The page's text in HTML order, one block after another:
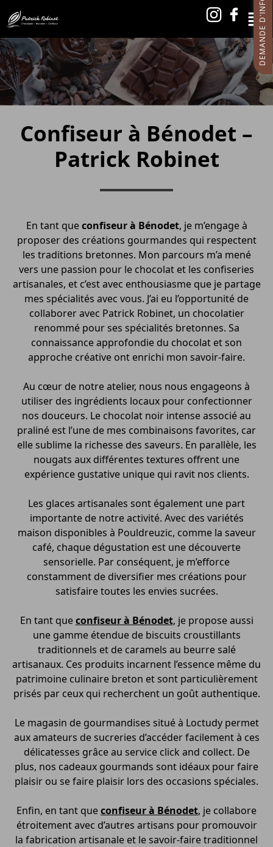
Confiseur à Bénodet –
Patrick Robinet
En tant queconfiseur à Bénodet, je m’engage à
proposer des créations gourmandes qui respectent
les traditions bretonnes. Mon parcours m’a mené
vers une passion pour le chocolat et les confiseries
artisanales, et c’est avec enthousiasme que je partage
mes spécialités avec vous. J’ai eu l’opportunité de
collaborer avec Patrick Robinet, un chocolatier
renommé pour ses spécialités bretonnes. Sa
connaissance approfondie du chocolat et son
approche créative ont enrichi mon savoir-faire.
Au cœur de notre atelier, nous nous engageons à
utiliser des ingrédients locaux pour confectionner
nos douceurs. Le chocolat noir intense associé au
praliné est l’une de mes combinaisons favorites, car
elle sublime la richesse des saveurs. En parallèle, les
nougats aux différentes textures offrent une
expérience gustative unique qui ravit nos clients.
Les glaces artisanales sont également une part
importante de notre activité. Avec des variétés
maison disponibles à Pouldreuzic, comme la saveur
café, chaque dégustation est une découverte
sensorielle. Par conséquent, je m’efforce
constamment de diversifier mes créations pour
satisfaire toutes les envies sucrées.
En tant queconfiseur à Bénodet, je propose aussi
une gamme étendue de biscuits croustillants
traditionnels et de caramels au beurre salé
artisanaux. Ces produits incarnent l’essence même du
patrimoine culinaire breton et sont particulièrement
prisés par ceux qui recherchent un goût authentique.
Le magasin de gourmandises situé à Loctudy permet
aux amateurs de sucreries d’accéder facilement à ces
délicatesses grâce au service click and collect. De
plus, nos cadeaux gourmands sont idéaux pour faire
plaisir ou se faire plaisir lors des occasions spéciales.
Enfin, en tant queconfiseur à Bénodet, je collabore
étroitement avec d’autres artisans pour promouvoir
la fabrication artisanale et le savoir-faire traditionnel